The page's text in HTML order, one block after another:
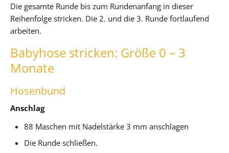
Die gesamte Runde bis zum Rundenanfang in dieser
Reihenfolge stricken. Die 2. und die 3. Runde fortlaufend
arbeiten.
Babyhose stricken: Größe 0 – 3
Monate
Hosenbund
Anschlag
88 Maschen mit Nadelstärke 3 mm anschlagen
Die Runde schließen.